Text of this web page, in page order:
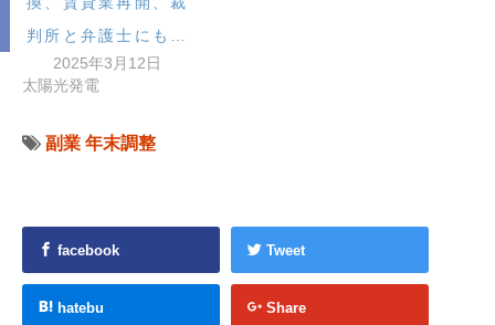
判所と弁護士にも…
2025年3月12日
太陽光発電
副業 年末調整
facebook Tweet
hatebu Share